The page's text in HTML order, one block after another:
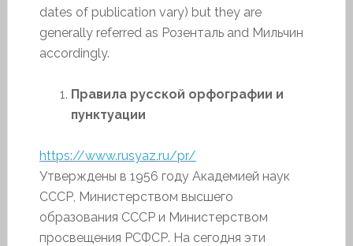
dates of publication vary) but they are
generally referred as Розенталь and Мильчин
accordingly.
Правила русской орфографии и
пунктуации
https://www.rusyaz.ru/pr/
Утверждены в 1956 году Академией наук
СССР, Министерством высшего
образования СССР и Министерством
просвещения РСФСР. На сегодня эти